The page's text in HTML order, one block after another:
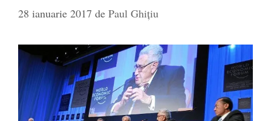
28 ianuarie 2017 de Paul Ghițiu